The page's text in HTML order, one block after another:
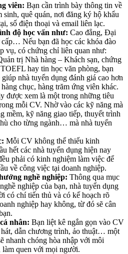
viên: Bạn cần trình bày thông tin về
sinh, quê quán, nơi đăng ký hộ khẩu
số điện thoại và email liên lạc.
độ học vấn như: Cao đẳng, Đại
Nếu bạn đã học các khóa đào
vụ, có chứng chỉ liên quan như:
trị Nhà hàng – Khách sạn, chứng
hay tin học văn phòng, bạn
nhà tuyển dụng đánh giá cao hơn
chục, hàng trăm ứng viên khác.
được xem là một trong những tiêu
mỗi CV. Nhờ vào các kỹ năng mà
mềm, kỹ năng giao tiếp, thuyết trình
cho từng ngành… mà nhà tuyển
Mỗi CV không thể thiếu kinh
hết các nhà tuyển dụng hiện nay
phải có kinh nghiệm làm việc để
về công việc tại doanh nghiệp.
nghề nghiệp: Thông qua mục
nghiệp của bạn, nhà tuyển dụng
có chí tiến thủ và có kế hoạch rõ
nghiệp hay không, từ đó sẽ cân
nhân: Bạn liệt kê ngắn gọn vào CV
dẫn chương trình, ảo thuật… một
nhanh chóng hòa nhập với môi
quen với mọi người.